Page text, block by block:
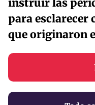
instruir las
para esclarecer
que originaron